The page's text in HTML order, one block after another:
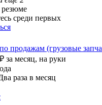
среди первых
продажам (грузовые
₽ за месяц, на руки
раза в месяц